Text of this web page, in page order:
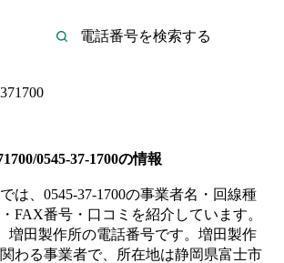
0545-37-1700の情報
は、 0545-37-1700の事業者名・回線種
FAX番号・口コミを紹介しています。
増田製作所の電話番号です。 増田製作
わる事業者で、所在地は静岡県富士市